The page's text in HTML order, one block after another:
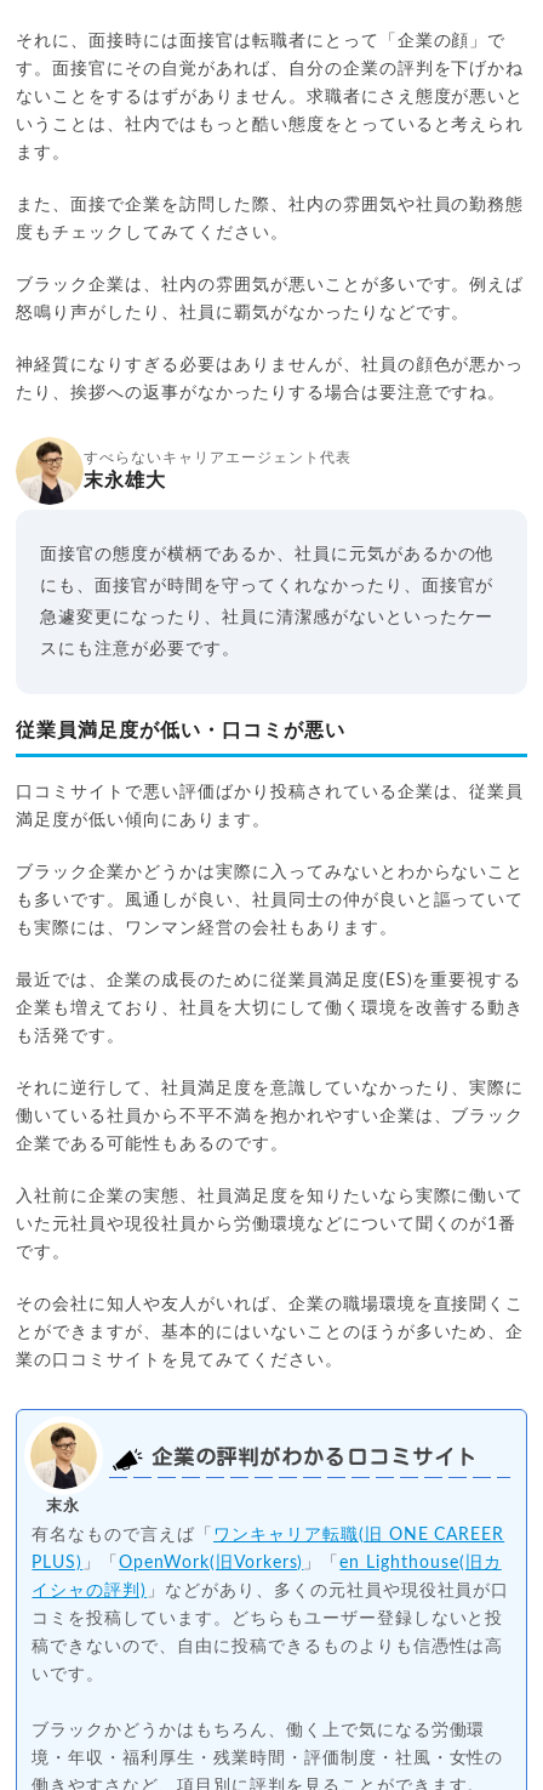
それに、面接時には面接官は転職者にとって「企業の顔」で
す。面接官にその自覚があれば、自分の企業の評判を下げかね
ないことをするはずがありません。求職者にさえ態度が悪いと
いうことは、社内ではもっと酷い態度をとっていると考えられ
ます。
また、面接で企業を訪問した際、社内の雰囲気や社員の勤務態
度もチェックしてみてください。
ブラック企業は、社内の雰囲気が悪いことが多いです。例えば
怒鳴り声がしたり、社員に覇気がなかったりなどです。
神経質になりすぎる必要はありませんが、社員の顔色が悪かっ
たり、挨拶への返事がなかったりする場合は要注意ですね。
すべらないキャリアエージェント代表
末永雄大
面接官の態度が横柄であるか、社員に元気があるかの他
にも、面接官が時間を守ってくれなかったり、面接官が
急遽変更になったり、社員に清潔感がないといったケー
スにも注意が必要です。
従業員満足度が低い・口コミが悪い
口コミサイトで悪い評価ばかり投稿されている企業は、従業員
満足度が低い傾向にあります。
ブラック企業かどうかは実際に入ってみないとわからないこと
も多いです。風通しが良い、社員同士の仲が良いと謳っていて
も実際には、ワンマン経営の会社もあります。
最近では、企業の成長のために従業員満足度(ES)を重要視する
企業も増えており、社員を大切にして働く環境を改善する動き
も活発です。
それに逆行して、社員満足度を意識していなかったり、実際に
働いている社員から不平不満を抱かれやすい企業は、ブラック
企業である可能性もあるのです。
入社前に企業の実態、社員満足度を知りたいなら実際に働いて
いた元社員や現役社員から労働環境などについて聞くのが1番
です。
その会社に知人や友人がいれば、企業の職場環境を直接聞くこ
とができますが、基本的にはいないことのほうが多いため、企
業の口コミサイトを見てみてください。
末永
企業の評判がわかる口コミサイト
有名なもので言えば「 ワンキャリア転職(旧 ONE CAREER
PLUS) 」「OpenWork(旧Vorkers) 」「en Lighthouse(旧カ
イシャの評判) 」などがあり、多くの元社員や現役社員が口
コミを投稿しています。どちらもユーザー登録しないと投
稿できないので、自由に投稿できるものよりも信憑性は高
いです。
ブラックかどうかはもちろん、働く上で気になる労働環
境・年収・福利厚生・残業時間・評価制度・社風・女性の
働きやすさなど、項目別に評判を見ることができます。